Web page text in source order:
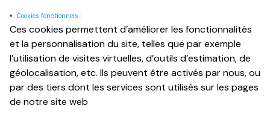
Cookies fonctionnels :
Ces cookies permettent d’améliorer les fonctionnalités
et la personnalisation du site, telles que par exemple
l’utilisation de visites virtuelles, d’outils d’estimation, de
géolocalisation, etc. Ils peuvent être activés par nous, ou
par des tiers dont les services sont utilisés sur les pages
de notre site web